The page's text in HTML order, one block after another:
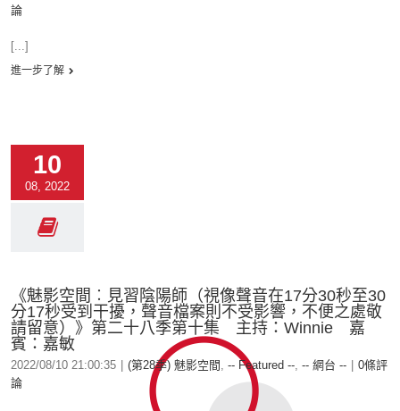
論
[...]
進一步了解
10
08, 2022
《魅影空間︰見習陰陽師（視像聲音在17分30秒至30
分17秒受到干擾，聲音檔案則不受影響，不便之處敬
請留意）》第二十八季第十集 主持：Winnie 嘉
賓：嘉敏
2022/08/10 21:00:35 (第28季) 魅影空間 , -- Featured --, -- 網台 --
0條評
論